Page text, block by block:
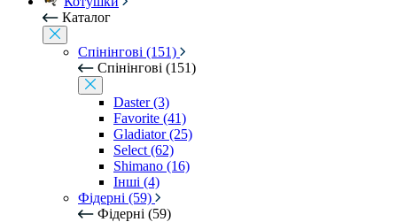
Каталог
Спінінгові (151)
Спінінгові (151)
Daster (3)
Favorite (41)
Gladiator (25)
Select (62)
Shimano (16)
Інші (4)
Фідерні (59)
Фідерні (59)